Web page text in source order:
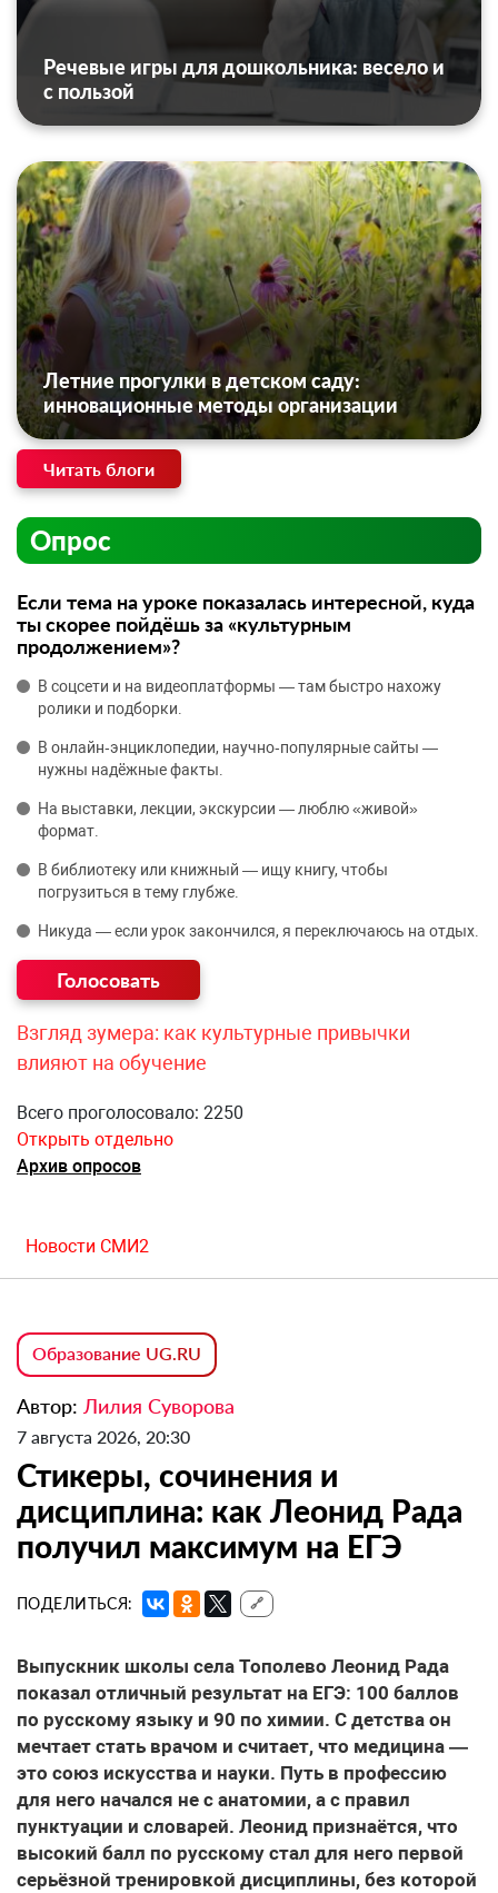
Речевые игры для дошкольника: весело и
с пользой
Летние прогулки в детском саду:
инновационные методы организации
Читать блоги
Опрос
Если тема на уроке показалась интересной, куда
ты скорее пойдёшь за «культурным
продолжением»?
В соцсети и на видеоплатформы — там быстро нахожу
ролики и подборки.
В онлайн‑энциклопедии, научно‑популярные сайты —
нужны надёжные факты.
На выставки, лекции, экскурсии — люблю «живой»
формат.
В библиотеку или книжный — ищу книгу, чтобы
погрузиться в тему глубже.
Никуда — если урок закончился, я переключаюсь на отдых.
Взгляд зумера: как культурные привычки
влияют на обучение
Всего проголосовало: 2250
Открыть отдельно
Архив опросов
Новости СМИ2
Образование UG.RU
Автор: Лилия Суворова
7 августа 2026, 20:30
Стикеры, сочинения и
дисциплина: как Леонид Рада
получил максимум на ЕГЭ
ПОДЕЛИТЬСЯ: 🔗
Выпускник школы села Тополево Леонид Рада
показал отличный результат на ЕГЭ: 100 баллов
по русскому языку и 90 по химии. С детства он
мечтает стать врачом и считает, что медицина —
это союз искусства и науки. Путь в профессию
для него начался не с анатомии, а с правил
пунктуации и словарей. Леонид признаётся, что
высокий балл по русскому стал для него первой
серьёзной тренировкой дисциплины, без которой